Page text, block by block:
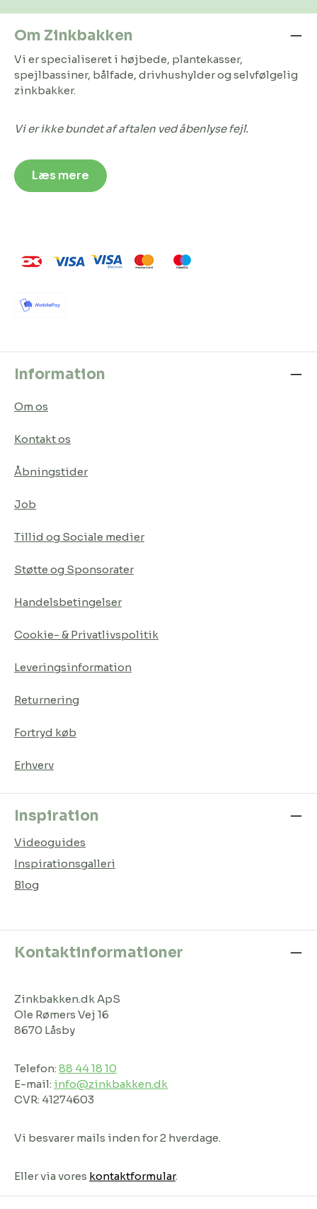
Om Zinkbakken
Vi er specialiseret i højbede, plantekasser,
spejlbassiner, bålfade, drivhushylder og selvfølgelig
zinkbakker.
Vi er ikke bundet af aftalen ved åbenlyse fejl.
Læs mere
Information
Om os
Kontakt os
Åbningstider
Job
Tillid og Sociale medier
Støtte og Sponsorater
Handelsbetingelser
Cookie- & Privatlivspolitik
Leveringsinformation
Returnering
Fortryd køb
Erhverv
Inspiration
Videoguides
Inspirationsgalleri
Blog
Kontaktinformationer
Zinkbakken.dk ApS
Ole Rømers Vej 16
8670 Låsby
Telefon: 88 44 18 10
E-mail: info@zinkbakken.dk
CVR: 41274603
Vi besvarer mails inden for 2 hverdage.
Eller via vores kontaktformular.